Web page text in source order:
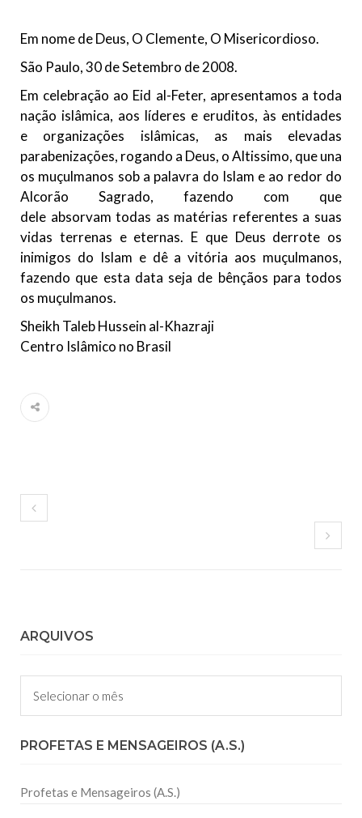
10 DE NOVEMBRO DE 2013
Falecimento do Imam Ali Ibn Al-Hussein
Em nome de Deus, o Clemente, o Misericordioso! Diante da
data em que relembramos o martírio do quarto Imam dos
(A.S.), conhecido por “Zein Al-Ábidin” (Formosura
NOTÍCIAS
3 DE JULHO DE 2014
Centro Islâmico no Brasil recebe o ex-
ministro das Relações Exteriores da
República Islâmica do Irã
Na noite da quinta-feira, 03 de Abril, o Centro Islâmico no
Brasil recebeu em sua sede, em São Paulo, o ex-ministro das
Kharrazi, que encontra-se visitando
Em nome de Deus, O Clemente, O Misericordioso.
São Paulo, 30 de Setembro de 2008.
Em celebração ao Eid al-Feter, apresentamos a toda
nação islâmica, aos líderes e eruditos, às entidades
e organizações islâmicas, as mais elevadas
parabenizações, rogando a Deus, o Altissimo, que una
os muçulmanos sob a palavra do Islam e ao redor do
Alcorão Sagrado, fazendo com que
dele absorvam todas as matérias referentes a suas
vidas terrenas e eternas. E que Deus derrote os
inimigos do Islam e dê a vitória aos muçulmanos,
fazendo que esta data seja de bênçãos para todos
os muçulmanos.
Sheikh Taleb Hussein al-Khazraji
Centro Islâmico no Brasil
ARQUIVOS
Arquivos
PROFETAS E MENSAGEIROS (A.S.)
Profetas e Mensageiros (A.S.)